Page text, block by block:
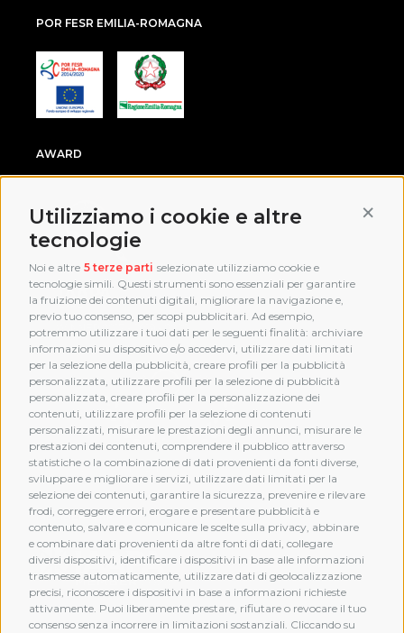
Utilizziamo i cookie e altre
tecnologie
Noi e altre 5 terze parti selezionate utilizziamo cookie e
tecnologie simili. Questi strumenti sono essenziali per garantire
la fruizione dei contenuti digitali, migliorare la navigazione e,
previo tuo consenso, per scopi pubblicitari. Ad esempio,
potremmo utilizzare i tuoi dati per le seguenti finalità: archiviare
informazioni su dispositivo e/o accedervi, utilizzare dati limitati
per la selezione della pubblicità, creare profili per la pubblicità
personalizzata, utilizzare profili per la selezione di pubblicità
personalizzata, creare profili per la personalizzazione dei
contenuti, utilizzare profili per la selezione di contenuti
personalizzati, misurare le prestazioni degli annunci, misurare le
prestazioni dei contenuti, comprendere il pubblico attraverso
statistiche o la combinazione di dati provenienti da fonti diverse,
sviluppare e migliorare i servizi, utilizzare dati limitati per la
selezione dei contenuti, garantire la sicurezza, prevenire e rilevare
frodi, correggere errori, erogare e presentare pubblicità e
contenuto, salvare e comunicare le scelte sulla privacy, abbinare
e combinare dati provenienti da altre fonti di dati, collegare
diversi dispositivi, identificare i dispositivi in base alle informazioni
trasmesse automaticamente, utilizzare dati di geolocalizzazione
precisi, riconoscere i dispositivi in base a informazioni richieste
attivamente. Puoi liberamente prestare, rifiutare o revocare il tuo
consenso senza incorrere in limitazioni sostanziali. Cliccando su
POR FESR EMILIA-ROMAGNA
AWARD
MEMBERSHIP